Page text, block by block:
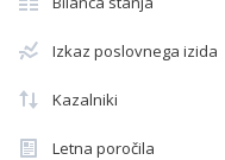
Izkaz poslovnega izida
Kazalniki
Letna poročila